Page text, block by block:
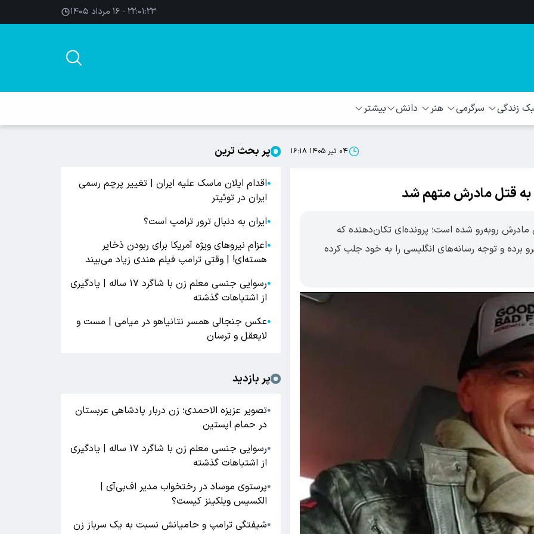
۲۲:۰۱:۲۴ - ۱۶ مرداد ۱۴۰۵
زندگی سرگرمی هنر دانش بیشتر
۰۴ تیر ۱۴۰۵ ۱۶:۱۸
به قتل مادرش متهم شد
مادرش روبه‌رو شده است؛ پرونده‌ای تکان‌دهنده که
برده و توجه رسانه‌های انگلیسی را به خود جلب کرده
پر بحث ترین
●اقدام ایلان ماسک علیه ایران | تغییر پرچم رسمی
ایران در توئیتر
●ایران به دنبال ترور ترامپ است؟
●اعزام نیروهای ویژه آمریکا برای ربودن ذخایر
هسته‌ای! | وقتی ترامپ فیلم هندی زیاد می‌بیند
●
رسوایی جنسی معلم زن با شاگرد ۱۷ ساله | یادگیری
از اشتباهات گذشته
●عکس جنجالی همسر نتانیاهو در میامی | مست و
لایعقل و ترسان
پر بازدید
●تصویر عزیزه الاحمدی؛ زن دربار پادشاهی عربستان
در حمام اپستین
●
رسوایی جنسی معلم زن با شاگرد ۱۷ ساله | یادگیری
از اشتباهات گذشته
●پرستوی موساد در رختخواب مدیر اف‌بی‌آی |
الکسیس ویلکینز کیست؟
●شیفتگی ترامپ و حامیانش نسبت به یک سرباز زن